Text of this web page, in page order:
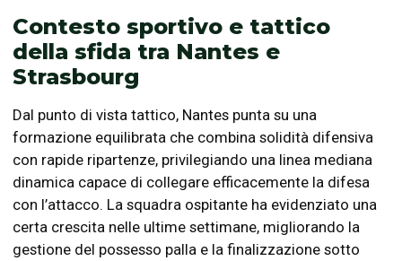
Contesto sportivo e tattico
della sfida tra Nantes e
Strasbourg
Dal punto di vista tattico, Nantes punta su una
formazione equilibrata che combina solidità difensiva
con rapide ripartenze, privilegiando una linea mediana
dinamica capace di collegare efficacemente la difesa
con l’attacco. La squadra ospitante ha evidenziato una
certa crescita nelle ultime settimane, migliorando la
gestione del possesso palla e la finalizzazione sotto